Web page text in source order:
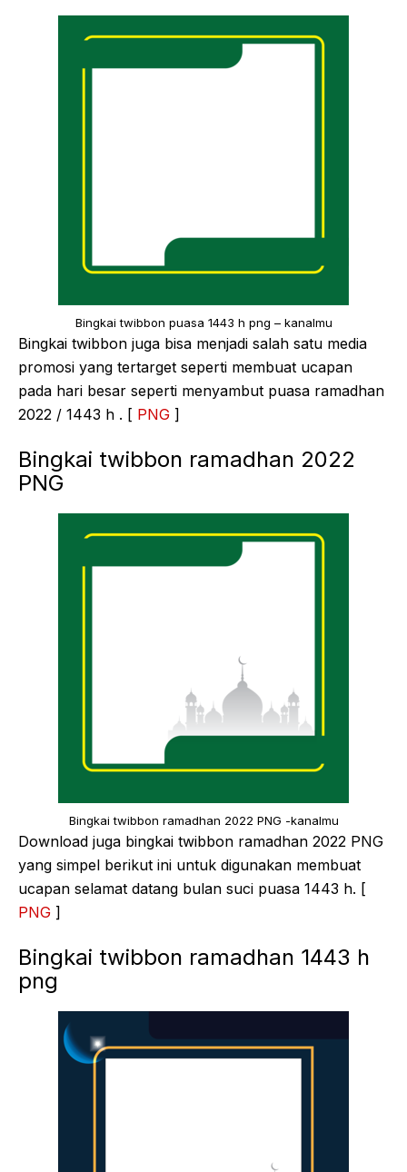
Bingkai twibbon puasa 1443 h png – kanalmu
Bingkai twibbon juga bisa menjadi salah satu media
promosi yang tertarget seperti membuat ucapan
pada hari besar seperti menyambut puasa ramadhan
2022 / 1443 h . [ PNG ]
Bingkai twibbon ramadhan 2022
PNG
Bingkai twibbon ramadhan 2022 PNG -kanalmu
Download juga bingkai twibbon ramadhan 2022 PNG
yang simpel berikut ini untuk digunakan membuat
ucapan selamat datang bulan suci puasa 1443 h. [
PNG ]
Bingkai twibbon ramadhan 1443 h
png